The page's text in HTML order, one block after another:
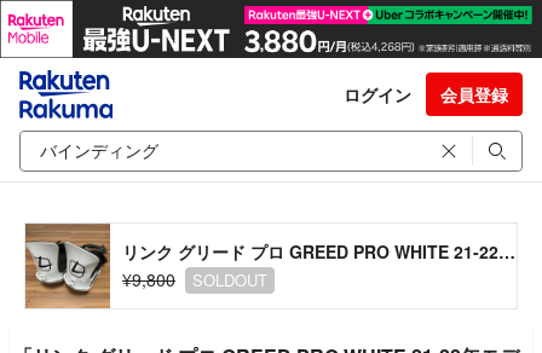
ログイン 会員登録
リンク グリード プロ GREED PRO WHITE 21-22年モデル
¥9,800
SOLDOUT